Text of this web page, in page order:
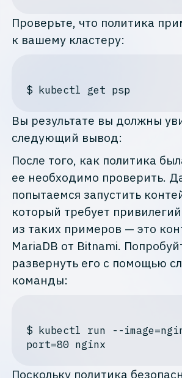
Проверьте, что политика
к вашему кластеру:
$ kubectl get psp
Вы результате вы должны
следующий вывод:
После того, как политика
ее необходимо проверить.
попытаемся запустить
который требует
из таких примеров — это
MariaDB от Bitnami.
развернуть его с помощью
команды:
$ kubectl run --
port=80 nginx
Поскольку политика